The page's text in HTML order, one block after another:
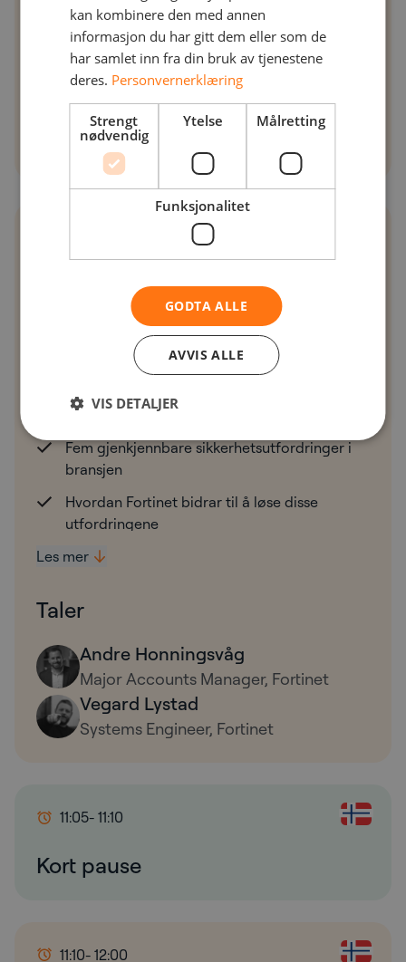
Taler
Lene Diesen
CEO NetNordic Norway AS
Sikring av kritisk infrastruktur:
Cybertrusler og løsninger for
Økt risiko for angrep mot kritisk infrastruktur
Fem gjenkjennbare sikkerhetsutfordringer i
bransjen
Hvordan Fortinet bidrar til å løse disse
utfordringene
Les mer
Taler
Andre Honningsvåg
Major Accounts Manager, Fortinet
Vegard Lystad
Systems Engineer, Fortinet
11:05- 11:10
Kort pause
11:10- 12:00
kan kombinere den med annen
informasjon du har gitt dem eller som de
har samlet inn fra din bruk av tjenestene
deres. Personvernerklæring
Strengt
nødvendig
Ytelse Målretting
Funksjonalitet
GODTA ALLE
AVVIS ALLE
VIS DETALJER